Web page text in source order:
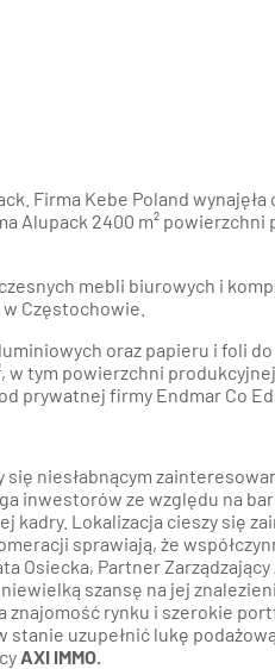
Firma Kebe Poland
Alupack 2400 m²
mebli biurowych i
Częstochowie.
oraz papieru i foli do
w tym powierzchni
prywatnej firmy Endmar Co
niesłabnącym
inwestorów ze względu na
Lokalizacja cieszy się
sprawiają, że
Osiecka, Partner Zarządzający
szansę na jej
znajomość rynku i szerokie
uzupełnić lukę
AXI IMMO.